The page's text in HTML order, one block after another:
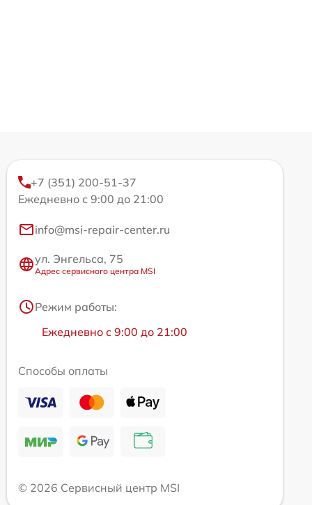
+7 (351) 200-51-37
Ежедневно с 9:00 до 21:00
info@msi-repair-center.ru
ул. Энгельса, 75
Адрес сервисного центра MSI
Режим работы:
Ежедневно с 9:00 до 21:00
Способы оплаты
© 2026 Сервисный центр MSI